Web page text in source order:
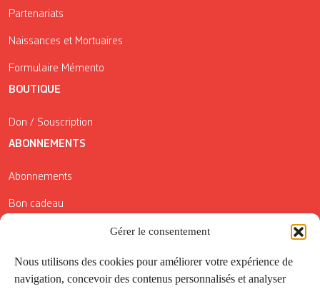
Gérer le consentement
Nous utilisons des cookies pour améliorer votre expérience de
navigation, concevoir des contenus personnalisés et analyser
Partenariats
Naissances et Mortuaires
Formulaire Mémento
BOUTIQUE
Don / Souscription
ABONNEMENTS
Abonnements
Bon cadeau
Conditions générales de vente
Réductions de la Carte Côté Courrier
Application